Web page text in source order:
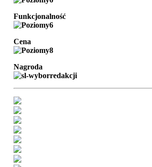
Funkcjonalność
Cena
Nagroda